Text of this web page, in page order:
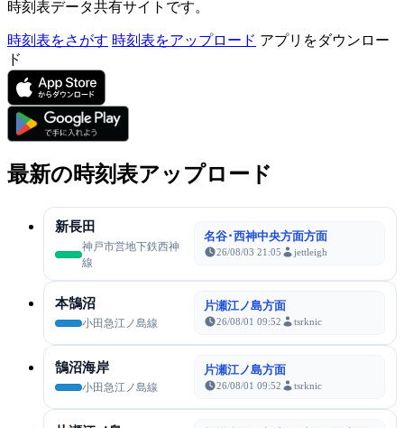
時刻表データ共有サイトです。
時刻表をさがす 時刻表をアップロード アプリをダウンロー
ド
最新の時刻表アップロード
新長田
神戸市営地下鉄西神
線
名谷･西神中央方面方面
26/08/03 21:05 jettleigh
本鵠沼
小田急江ノ島線
片瀬江ノ島方面
26/08/01 09:52 tsrknic
鵠沼海岸
小田急江ノ島線
片瀬江ノ島方面
26/08/01 09:52 tsrknic